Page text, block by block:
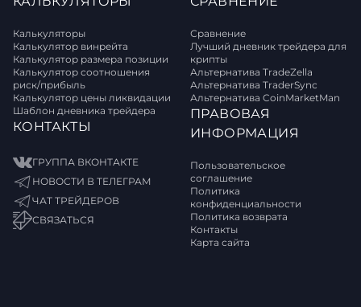
Калькуляторы
Калькулятор винрейта
Калькулятор размера позиции
Калькулятор соотношения
риск/прибыль
Калькулятор цены ликвидации
Шаблон дневника трейдера
КОНТАКТЫ
ГРУППА ВКОНТАКТЕ
НОВОСТИ В ТЕЛЕГРАМ
ЧАТ ТРЕЙДЕРОВ
СВЯЗАТЬСЯ
Сравнение
Лучший дневник трейдера для
крипты
Альтернатива TradeZella
Альтернатива TraderSync
Альтернатива CoinMarketMan
ПРАВОВАЯ
ИНФОРМАЦИЯ
Пользовательское
соглашение
Политика
конфиденциальности
Политика возврата
Контакты
Карта сайта